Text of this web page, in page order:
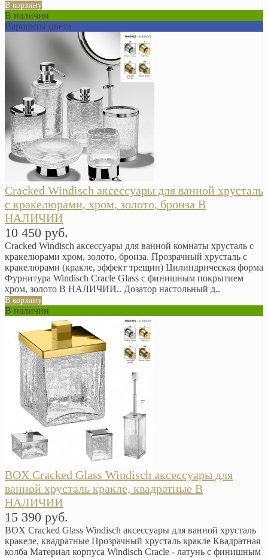
В корзину
В наличии
Варианты цвета
Cracked Windisch аксессуары для ванной хрусталь
с кракелюрами, хром, золото, бронза В
НАЛИЧИИ
10 450 руб.
Cracked Windisch аксессуары для ванной комнаты хрусталь с
кракелюрами хром, золото, бронза. Прозрачный хрусталь с
кракелюрами (кракле, эффект трещин) Цилиндрическая форма
Фурнитура Windisch Cracle Glass с финишным покрытием
хром, золото В НАЛИЧИИ.. Дозатор настольный д..
В корзину
В наличии
BOX Cracked Glass Windisch аксессуары для
ванной хрусталь кракле, квадратные В
НАЛИЧИИ
15 390 руб.
BOX Cracked Glass Windisch аксессуары для ванной хрусталь
кракеле, квадратные Прозрачный хрусталь кракле Квадратная
колба Материал корпуса Windisch Cracle - латунь с финишным